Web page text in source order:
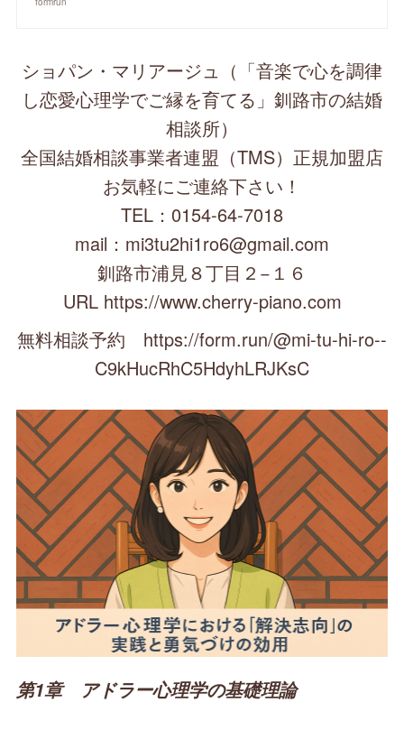
ショパン・マリアージュ（「音楽で心を調律
し恋愛心理学でご縁を育てる」釧路市の結婚
相談所）
全国結婚相談事業者連盟（TMS）正規加盟店
お気軽にご連絡下さい！
TEL：0154-64-7018
mail：mi3tu2hi1ro6@gmail.com
釧路市浦見８丁目２−１６
URL https://www.cherry-piano.com
無料相談予約 https://form.run/@mi-tu-hi-ro--
C9kHucRhC5HdyhLRJKsC
第1章 アドラー心理学の基礎理論